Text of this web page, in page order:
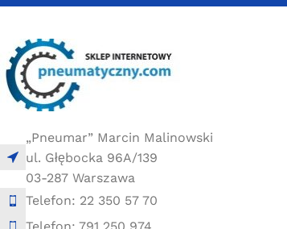
„Pneumar” Marcin Malinowski
ul. Głębocka 96A/139
03-287 Warszawa
Telefon: 22 350 57 70